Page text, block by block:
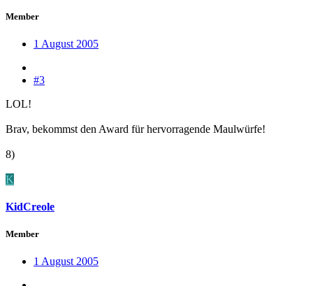
Member
1 August 2005
#3
LOL!
Brav, bekommst den Award für hervorragende Maulwürfe!
8)
K
KidCreole
Member
1 August 2005